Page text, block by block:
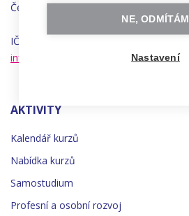
Česká republika
IČO 22834958 | DIČ CZ22834958
info@czechitas.cz
AKTIVITY
Kalendář kurzů
Nabídka kurzů
Samostudium
Profesní a osobní rozvoj
NE, ODMÍTÁM
Nastavení